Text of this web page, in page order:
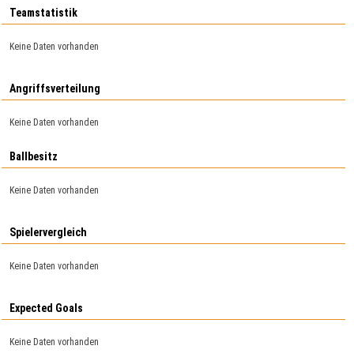
Teamstatistik
Keine Daten vorhanden
Angriffsverteilung
Keine Daten vorhanden
Ballbesitz
Keine Daten vorhanden
Spielervergleich
Keine Daten vorhanden
Expected Goals
Keine Daten vorhanden